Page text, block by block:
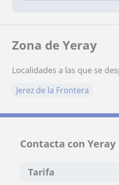
Zona de Yeray
Localidades a las que se
Jerez de la Frontera
Contacta con Yeray
Tarifa